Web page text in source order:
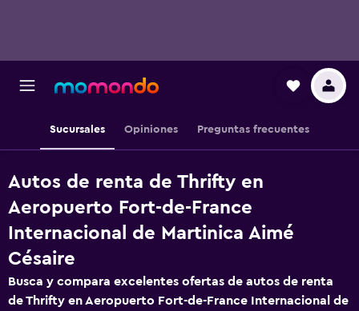
Sucursales Opiniones Preguntas frecuentes
Autos de renta de Thrifty en
Aeropuerto Fort-de-France
Internacional de Martinica Aimé
Césaire
Busca y compara excelentes ofertas de autos de renta
de Thrifty en Aeropuerto Fort-de-France Internacional de